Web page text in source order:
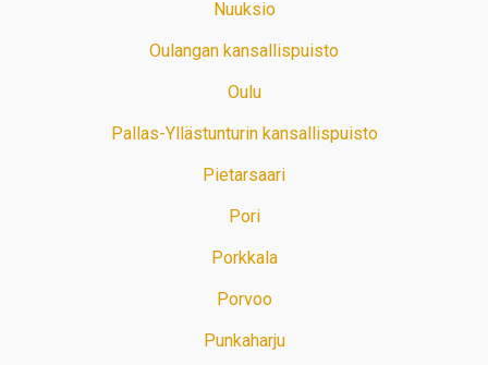
Nuuksio
Oulangan kansallispuisto
Oulu
Pallas-Yllästunturin kansallispuisto
Pietarsaari
Pori
Porkkala
Porvoo
Punkaharju